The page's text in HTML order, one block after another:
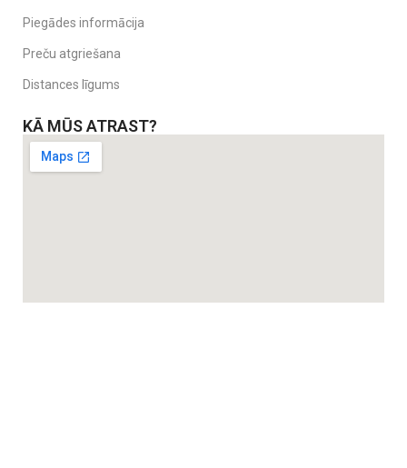
Piegādes informācija
Preču atgriešana
Distances līgums
KĀ MŪS ATRAST?